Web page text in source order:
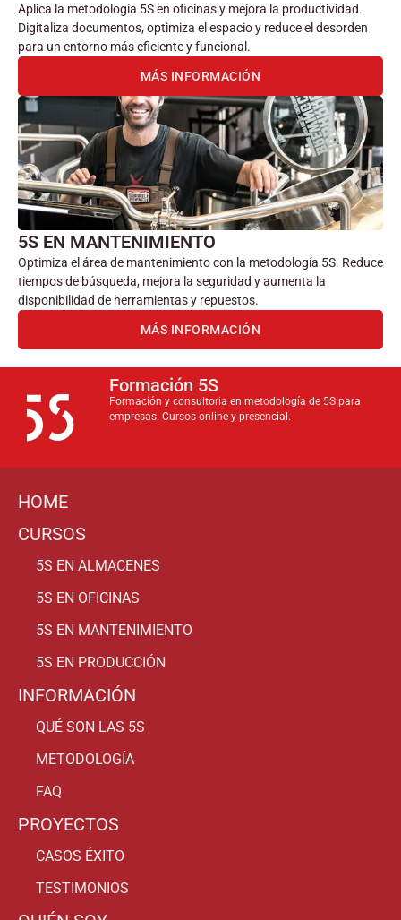
Aplica la metodología 5S en oficinas y mejora la productividad.
Digitaliza documentos, optimiza el espacio y reduce el desorden
para un entorno más eficiente y funcional.
MÁS INFORMACIÓN
5S EN MANTENIMIENTO
Optimiza el área de mantenimiento con la metodología 5S. Reduce
tiempos de búsqueda, mejora la seguridad y aumenta la
disponibilidad de herramientas y repuestos.
MÁS INFORMACIÓN
Formación 5S
Formación y consultoria en metodología de 5S para
empresas. Cursos online y presencial.
HOME
CURSOS
5S EN ALMACENES
5S EN OFICINAS
5S EN MANTENIMIENTO
5S EN PRODUCCIÓN
INFORMACIÓN
QUÉ SON LAS 5S
METODOLOGÍA
FAQ
PROYECTOS
CASOS ÉXITO
TESTIMONIOS